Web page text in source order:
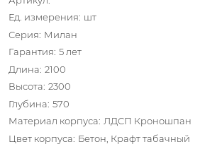
Ед. измерения: шт
Серия: Милан
Гарантия: 5 лет
Длина: 2100
Высота: 2300
Глубина: 570
Материал корпуса: ЛДСП Кроношпан
Цвет корпуса: Бетон, Крафт табачный